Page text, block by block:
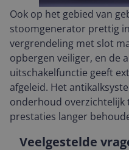
Ook op het gebied van
stoomgenerator prettig
vergrendeling met slot
opbergen veiliger, en de
uitschakelfunctie geeft
afgeleid. Het
onderhoud overzichtelijk
prestaties langer
Veelgestelde